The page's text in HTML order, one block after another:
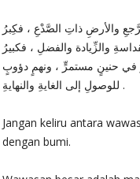
والأرضِ ذاتِ الصَّدْعِ ، فكِبرُ
والزِّيادة والفضلِ ، فكبيرُ
في حنينٍ مستمرٍّ ، ونهمٍ دؤوبٍ
للوصولِ إلى الغايةِ والنهايةِ .
Jangan keliru antara
dengan bumi.